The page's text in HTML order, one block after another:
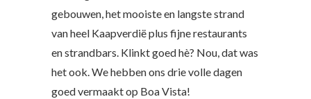
gebouwen, het mooiste en langste strand
van heel Kaapverdië plus fijne restaurants
en strandbars. Klinkt goed hè? Nou, dat was
het ook. We hebben ons drie volle dagen
goed vermaakt op Boa Vista!